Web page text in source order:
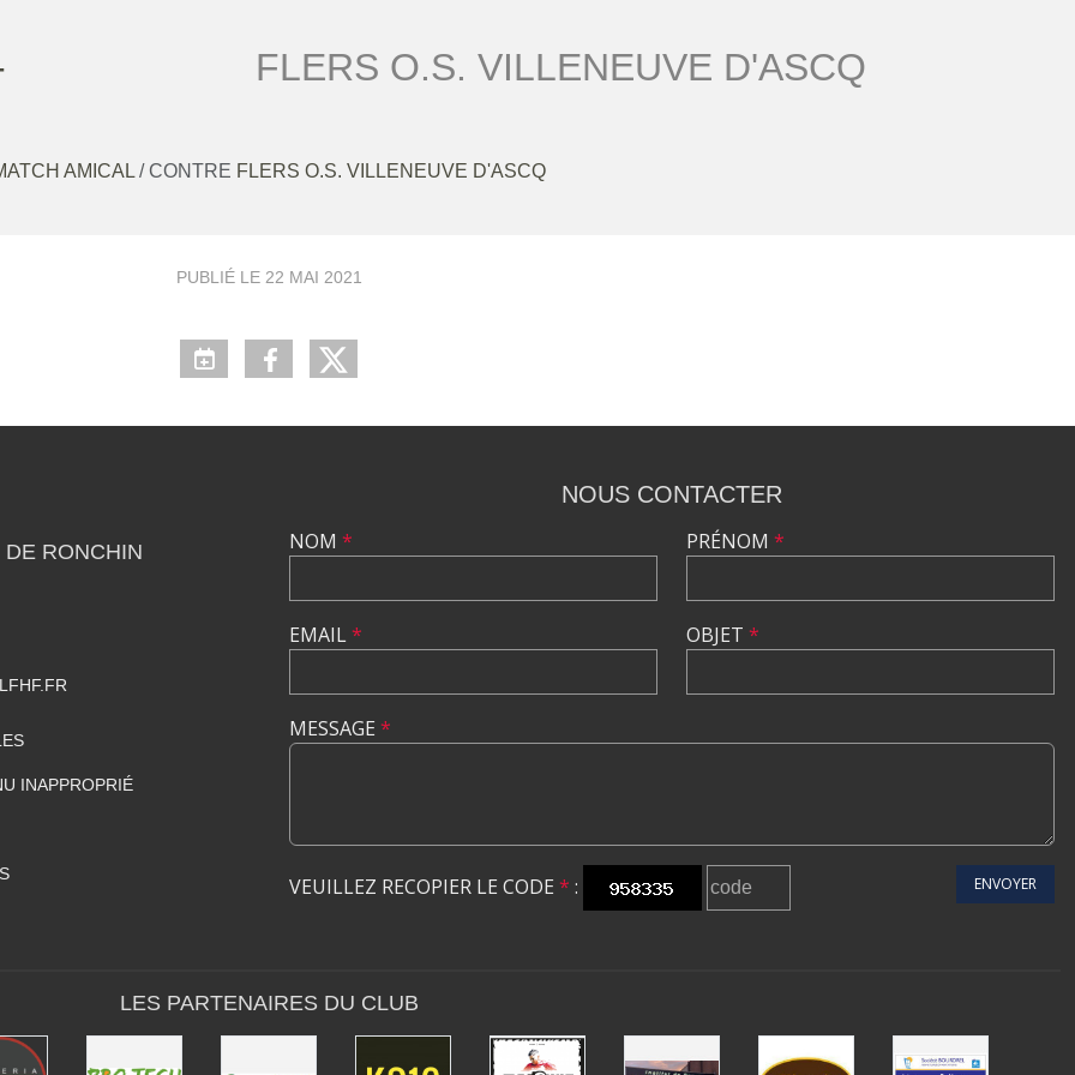
FLERS O.S. VILLENEUVE D'ASCQ
AMICAL / CONTRE FLERS O.S. VILLENEUVE D'ASCQ
PUBLIÉ LE 22 MAI 2021
RONCHIN
INAPPROPRIÉ
NOUS CONTACTER
NOM *
EMAIL*
PRÉNOM *
OBJET *
MESSAGE *
VEUILLEZ RECOPIER LE CODE * : ENVOYER
LES PARTENAIRES DU CLUB